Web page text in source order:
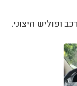
ופוליש חיצוני.